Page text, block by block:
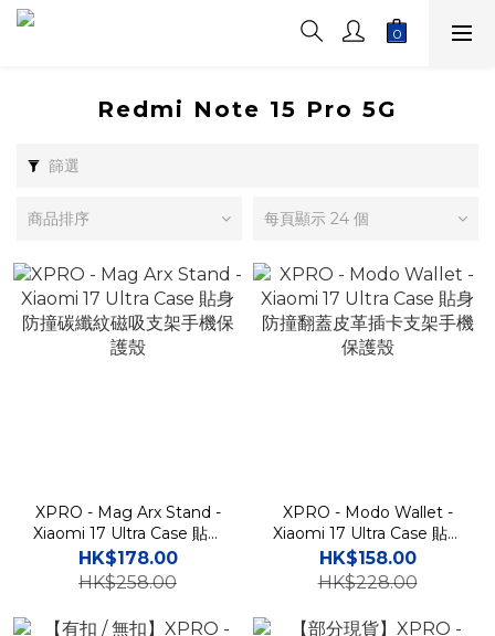
Redmi Note 15 Pro 5G
篩選
商品排序 每頁顯示 24 個
XPRO - Mag Arx Stand -
Xiaomi 17 Ultra Case 貼身
防撞碳纖紋磁吸支架手機保
護殼
HK$178.00
HK$258.00
XPRO - Modo Wallet -
Xiaomi 17 Ultra Case 貼身
防撞翻蓋皮革插卡支架手機
保護殼
HK$158.00
HK$228.00